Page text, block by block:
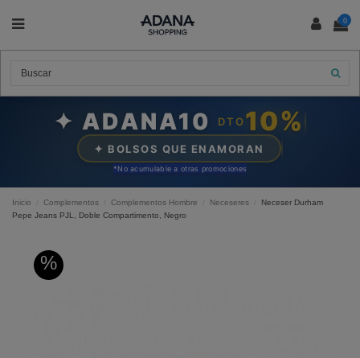
0
✦ ADANA10 DTO10%
✦ BOLSOS QUE ENAMORAN
*No acumulable a otras promociones
Inicio Complementos Complementos Hombre Neceseres
Neceser Durham
Pepe Jeans PJL, Doble Compartimento, Negro
%